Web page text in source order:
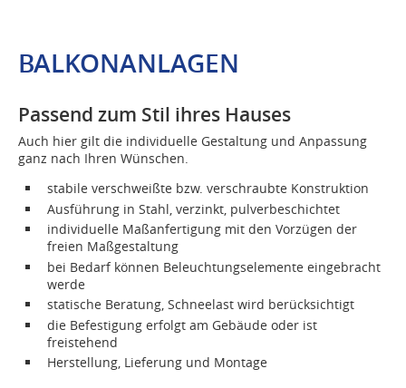
BALKONANLAGEN
Passend zum Stil ihres Hauses
Auch hier gilt die individuelle Gestaltung und Anpassung
ganz nach Ihren Wünschen.
stabile verschweißte bzw. verschraubte Konstruktion
Ausführung in Stahl, verzinkt, pulverbeschichtet
individuelle Maßanfertigung mit den Vorzügen der
freien Maßgestaltung
bei Bedarf können Beleuchtungselemente eingebracht
werde
statische Beratung, Schneelast wird berücksichtigt
die Befestigung erfolgt am Gebäude oder ist
freistehend
Herstellung, Lieferung und Montage